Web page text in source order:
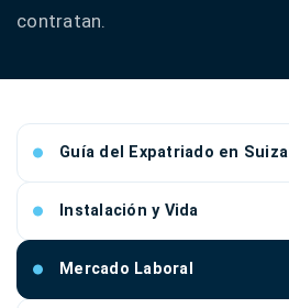
contratan.
Guía del Expatriado en Suiza
Instalación y Vida
Mercado Laboral